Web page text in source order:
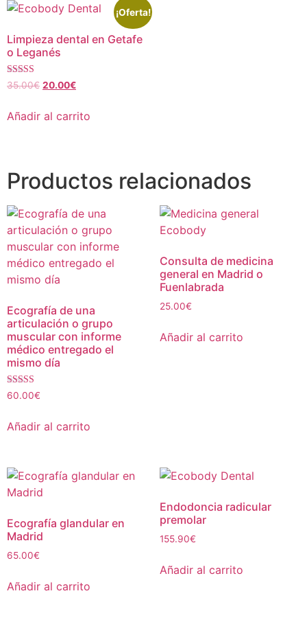
¡Oferta!
Limpieza dental en Getafe
o Leganés
Valorado con
5.00
35.00€ 20.00€
Añadir al carrito
Productos relacionados
Ecografía de una
articulación o grupo
muscular con informe
médico entregado el
mismo día
Valorado con
5.00
60.00€
Añadir al carrito
Consulta de medicina
general en Madrid o
Fuenlabrada
25.00€
Añadir al carrito
Ecografía glandular en
Madrid
65.00€
Añadir al carrito
Endodoncia radicular
premolar
155.90€
Añadir al carrito